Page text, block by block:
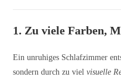
1. Zu viele Farben,
Ein unruhiges Schlafzimmer
sondern durch zu vielvisuelle